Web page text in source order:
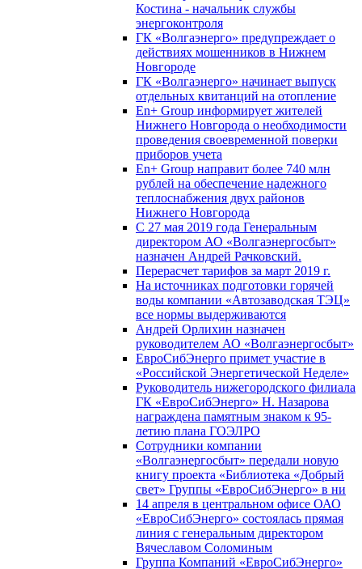
Костина - начальник службы
энергоконтроля
ГК «Волгаэнерго» предупреждает о
действиях мошенников в Нижнем
Новгороде
ГК «Волгаэнерго» начинает выпуск
отдельных квитанций на отопление
En+ Group информирует жителей
Нижнего Новгорода о необходимости
проведения своевременной поверки
приборов учета
En+ Group направит более 740 млн
рублей на обеспечение надежного
теплоснабжения двух районов
Нижнего Новгорода
С 27 мая 2019 года Генеральным
директором АО «Волгаэнергосбыт»
назначен Андрей Рачковский.
Перерасчет тарифов за март 2019 г.
На источниках подготовки горячей
воды компании «Автозаводская ТЭЦ»
все нормы выдерживаются
Андрей Орлихин назначен
руководителем АО «Волгаэнергосбыт»
ЕвроСибЭнерго примет участие в
«Российской Энергетической Неделе»
Руководитель нижегородского филиала
ГК «ЕвроСибЭнерго» Н. Назарова
награждена памятным знаком к 95-
летию плана ГОЭЛРО
Сотрудники компании
«Волгаэнергосбыт» передали новую
книгу проекта «Библиотека «Добрый
свет» Группы «ЕвроСибЭнерго» в ни
14 апреля в центральном офисе ОАО
«ЕвроСибЭнерго» состоялась прямая
линия с генеральным директором
Вячеславом Соломиным
Группа Компаний «ЕвроСибЭнерго»